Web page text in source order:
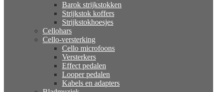
Barok strijkstokken
Strijkstok koffers
Strijkstokhoesjes
Cellohars
Cello-versterking
Cello microfoons
Versterkers
Effect pedalen
Looper pedalen
Kabels en adapters